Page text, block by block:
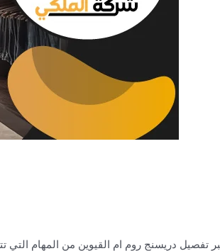
تفصيل دريسنج روم ام القيوين من المهام التي